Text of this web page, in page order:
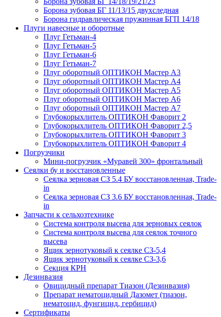
Борона зубовая БГ 11/13/15 двухследная
Борона гидравлическая пружинная БГП 14/18
Плуги навесные и оборотные
Плуг Гетьман-4
Плуг Гетьман-5
Плуг Гетьман-6
Плуг Гетьман-7
Плуг оборотный ОПТИКОН Мастер А3
Плуг оборотный ОПТИКОН Мастер А4
Плуг оборотный ОПТИКОН Мастер А5
Плуг оборотный ОПТИКОН Мастер А6
Плуг оборотный ОПТИКОН Мастер А7
Глубокорыхлитель ОПТИКОН Фаворит 2
Глубокорыхлитель ОПТИКОН Фаворит 2,5
Глубокорыхлитель ОПТИКОН Фаворит 3
Глубокорыхлитель ОПТИКОН Фаворит 4
Погрузчики
Мини-погрузчик «Муравей 300» фронтальный
Сеялки бу и восстановленные
Сеялка зерновая СЗ 5.4 БУ восстановленная, Trade-
in
Сеялка зерновая СЗ 3.6 БУ восстановленная, Trade-
in
Запчасти к сельхозтехнике
Система контроля высева для зерновых сеялок
Система контроля высева для сеялок точного
высева
Ящик зернотуковый к сеялке СЗ-5,4
Ящик зернотуковый к сеялке СЗ-3,6
Секция КРН
Дезинвазия
Овицидный препарат Тиазон (Дезинвазия)
Препарат нематоцидный Дазомет (тиазон,
нематоцид, фунгицид, гербицид)
Сертификаты